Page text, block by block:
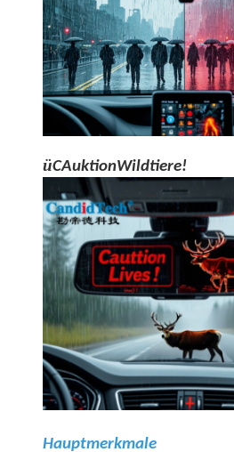
üCAuktionWildtiere!
Hauptmerkmale